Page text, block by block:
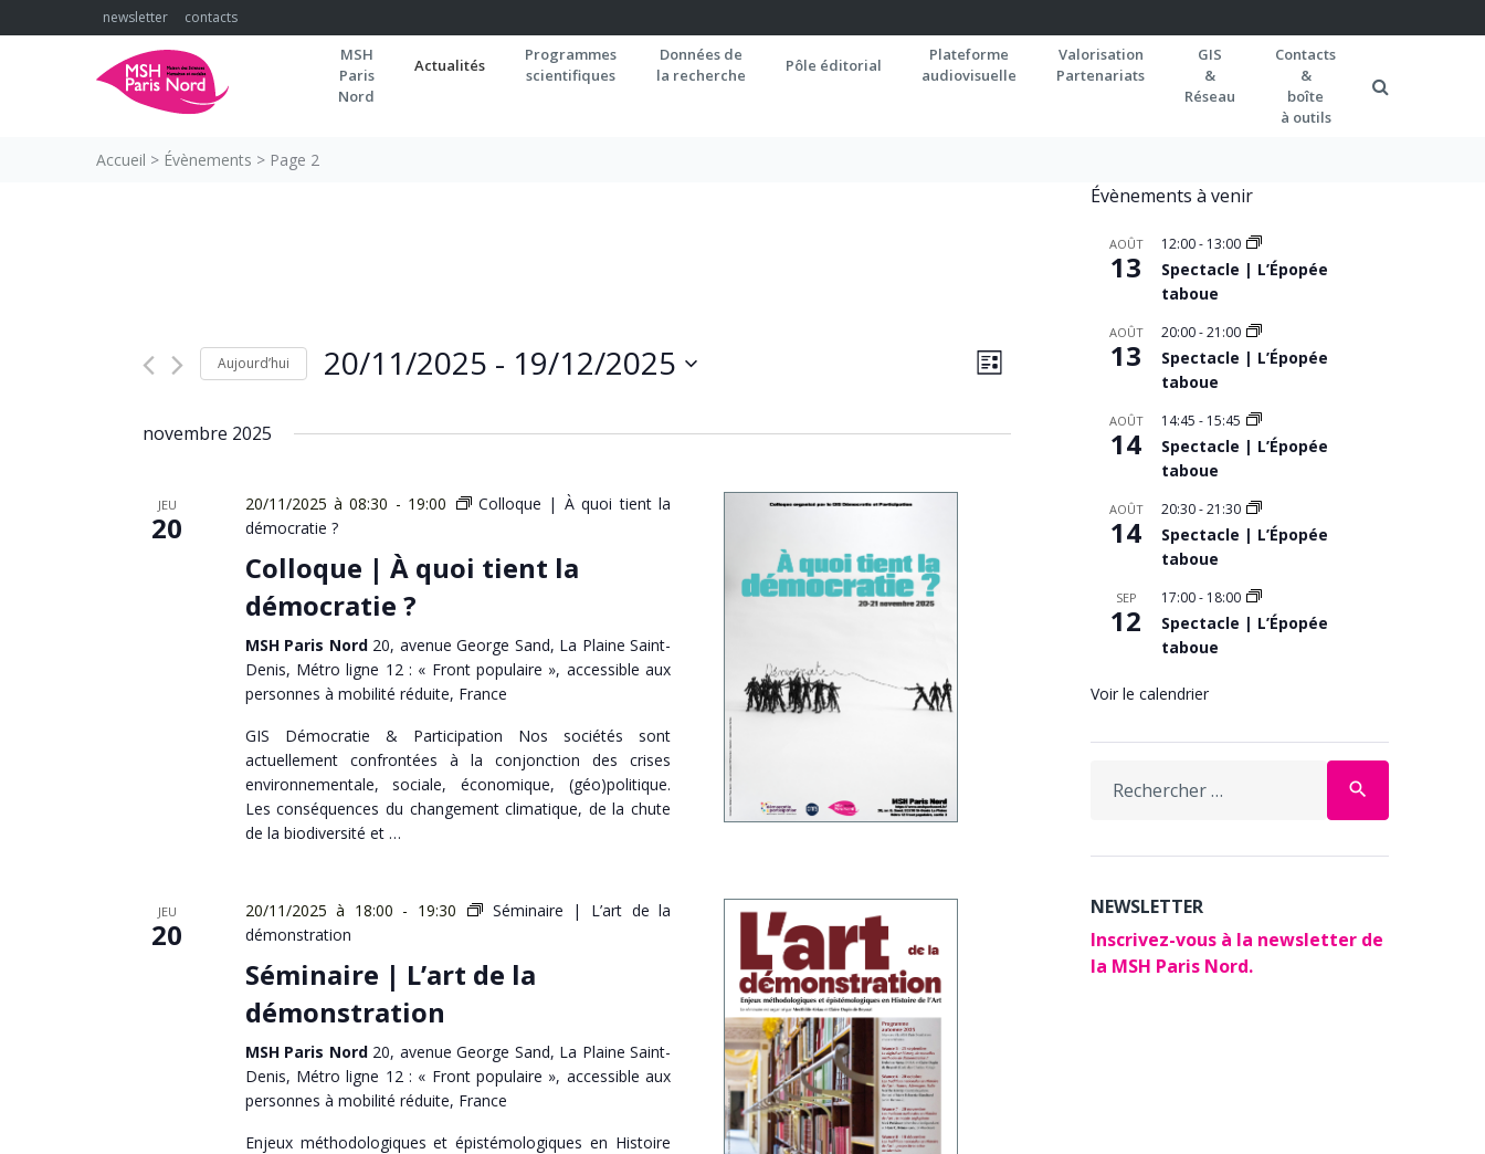
to
newsletter contacts
MSH
Paris
Nord
Actualités
Programmes
scientifiques
Données de
la recherche
Pôle éditorial
Plateforme
audiovisuelle
Valorisation
Partenariats
GIS
&
Réseau
Contacts
&
boîte
à outils
Accueil > Évènements > Page 2
NAVIGATION
CONSULTATIONS
Navigation
Évènement
LISTE
Aujourd’hui 20/11/2025 - 19/12/2025
novembre 2025
JEU
20
20/11/2025 à 08:30 - 19:00
Colloque | À quoi tient la
démocratie ?
Colloque | À quoi tient la
démocratie ?
MSH Paris Nord 20, avenue George Sand, La Plaine Saint-
Denis, Métro ligne 12 : « Front populaire », accessible aux
personnes à mobilité réduite, France
GIS Démocratie & Participation Nos sociétés sont
actuellement confrontées à la conjonction des crises
environnementale, sociale, économique, (géo)politique.
Les conséquences du changement climatique, de la chute
de la biodiversité et …
JEU
20
20/11/2025 à 18:00 - 19:30
Séminaire | L’art de la
démonstration
Séminaire | L’art de la
démonstration
MSH Paris Nord 20, avenue George Sand, La Plaine Saint-
Denis, Métro ligne 12 : « Front populaire », accessible aux
personnes à mobilité réduite, France
Enjeux méthodologiques et épistémologiques en Histoire
Évènements à venir
AOÛT
13
12:00- 13:00
Spectacle | L’Épopée
taboue
AOÛT
13
20:00-21:00
Spectacle | L’Épopée
taboue
AOÛT
14
14:45 - 15:45
Spectacle | L’Épopée
taboue
AOÛT
14
20:30-21:30
Spectacle | L’Épopée
taboue
SEP
12
17:00- 18:00
Spectacle | L’Épopée
taboue
Voir le calendrier
for:
search
NEWSLETTER
Inscrivez-vous à la newsletter de
la MSH Paris Nord.